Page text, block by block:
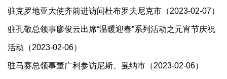
驻克罗地亚大使齐前进访问杜布罗夫尼克市（2023-02-07）
驻孔敬总领事廖俊云出席“温暖迎春”系列活动之元宵节庆祝
活动（2023-02-06）
驻马赛总领事董广利参访尼斯、戛纳市（2023-02-06）